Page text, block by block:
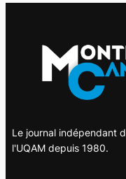
Le journal indépendant
l'UQAM depuis 1980.